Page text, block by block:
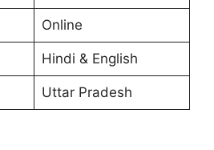
Online
Hindi & English
Uttar Pradesh